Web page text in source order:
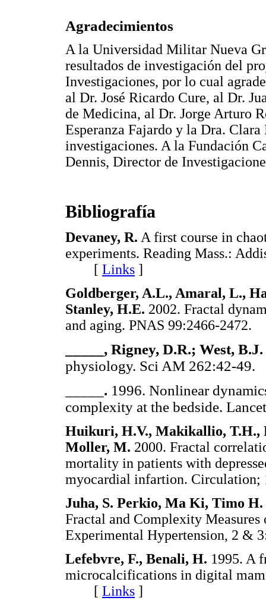
Agradecimientos
A la Universidad Militar Nueva
resultados de investigación del
Investigaciones, por lo cual
al Dr. José Ricardo Cure, al Dr.
de Medicina, al Dr. Jorge Arturo
Esperanza Fajardo y la Dra.
investigaciones. A la Fundación
Dennis, Director de
Bibliografía
Devaney, R. A first course in
experiments. Reading Mass.:
[ Links ]
Goldberger, A.L., Amaral, L.,
Stanley, H.E. 2002. Fractal
and aging. PNAS 99:2466-
_____, Rigney, D.R.; West, B.J.
physiology. Sci AM
. 1996. Nonlinear
complexity at the bedside.
Huikuri, H.V., Makikallio, T.H.,
Moller, M. 2000. Fractal
mortality in patients with
myocardial infartion.
Juha, S. Perkio, Ma Ki, Timo
Fractal and Complexity
Experimental Hypertension,
Lefebvre, F., Benali, H. 1995. A
microcalcifications in digital
[ Links ]